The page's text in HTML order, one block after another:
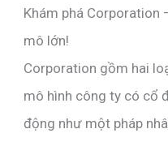
Khám phá Corporation
mô lớn!
Corporation gồm hai
mô hình công ty có cổ
động như một pháp